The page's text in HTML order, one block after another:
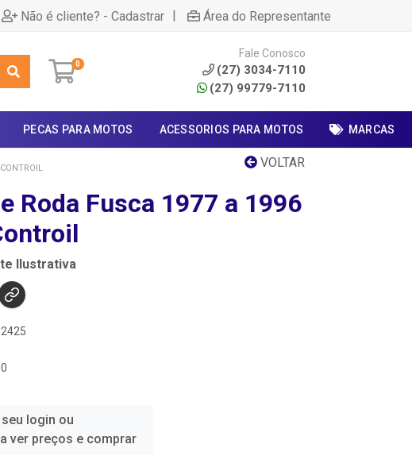
Não é cliente? - Cadastrar | Área do Representante
0
Fale Conosco
(27) 3034-7110
(27) 99779-7110
PECAS PARA MOTOS ACESSORIOS PARA MOTOS MARCAS
VOLTAR
Roda Fusca 1977 a 1996
Ilustrativa
seu login ou
ver preços e comprar